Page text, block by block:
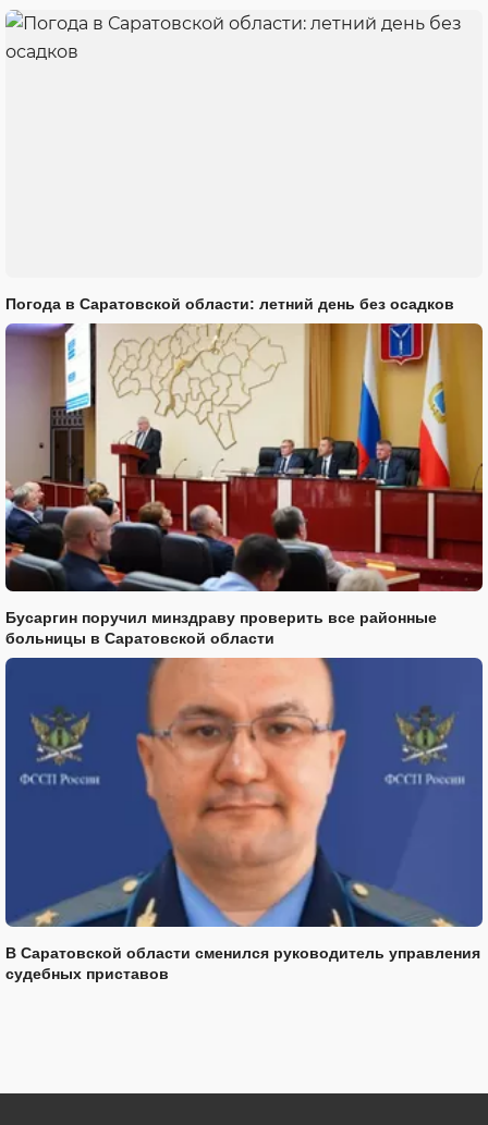
Погода в Саратовской области: летний день без осадков
Бусаргин поручил минздраву проверить все районные
больницы в Саратовской области
В Саратовской области сменился руководитель управления
судебных приставов